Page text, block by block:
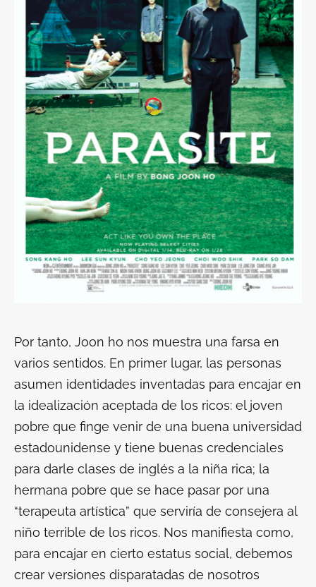
Por tanto, Joon ho nos muestra una farsa en
varios sentidos. En primer lugar, las personas
asumen identidades inventadas para encajar en
la idealización aceptada de los ricos: el joven
pobre que finge venir de una buena universidad
estadounidense y tiene buenas credenciales
para darle clases de inglés a la niña rica; la
hermana pobre que se hace pasar por una
“terapeuta artística” que serviría de consejera al
niño terrible de los ricos. Nos manifiesta como,
para encajar en cierto estatus social, debemos
crear versiones disparatadas de nosotros